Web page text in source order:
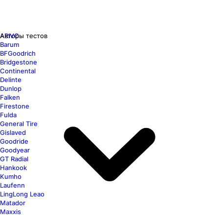
ARIVO
Barum
BFGoodrich
Bridgestone
Continental
Delinte
Dunlop
Falken
Firestone
Fulda
General Tire
Gislaved
Goodride
Goodyear
GT Radial
Hankook
Kumho
Laufenn
LingLong Leao
Matador
Maxxis
Авторы тестов